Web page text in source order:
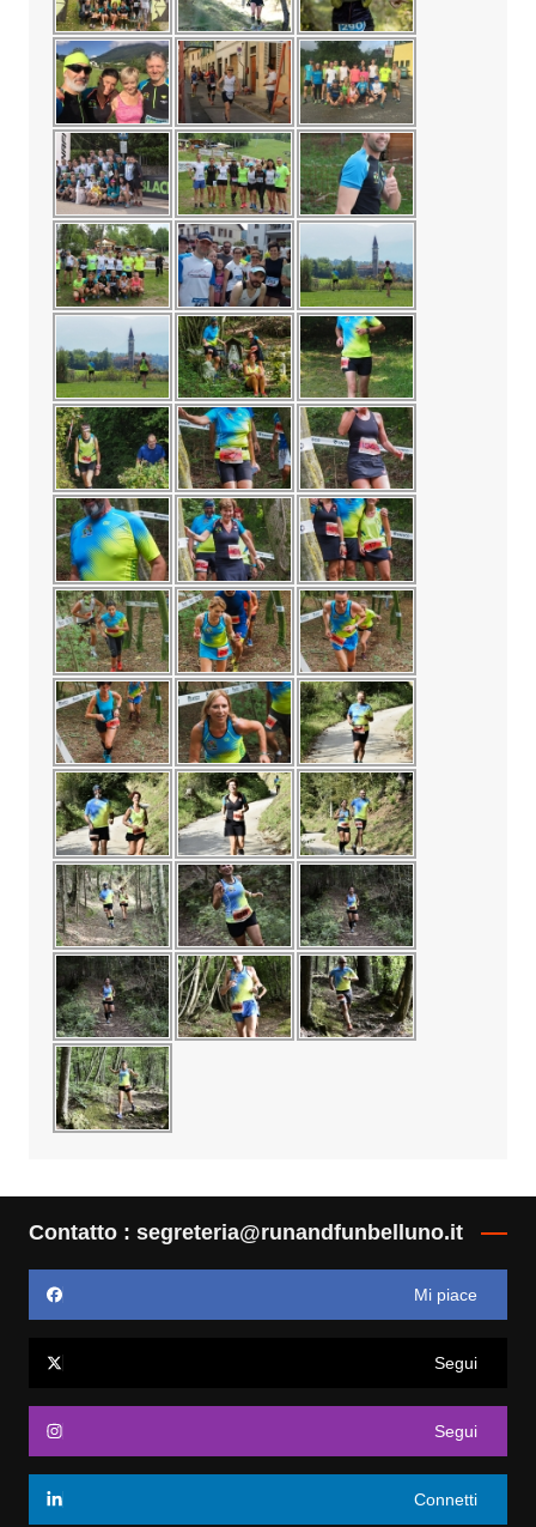
Contatto : segreteria@runandfunbelluno.it
Mi piace
Segui
Segui
Connetti